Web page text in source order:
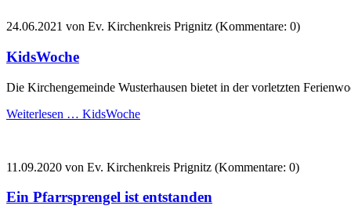
24.06.2021 von Ev. Kirchenkreis Prignitz (Kommentare: 0)
KidsWoche
Die Kirchengemeinde Wusterhausen bietet in der vorletzten
Weiterlesen … KidsWoche
11.09.2020 von Ev. Kirchenkreis Prignitz (Kommentare: 0)
Ein Pfarrsprengel ist entstanden